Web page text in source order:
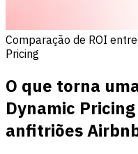
Comparação de ROI
Pricing
O que torna
Dynamic
anfitriões